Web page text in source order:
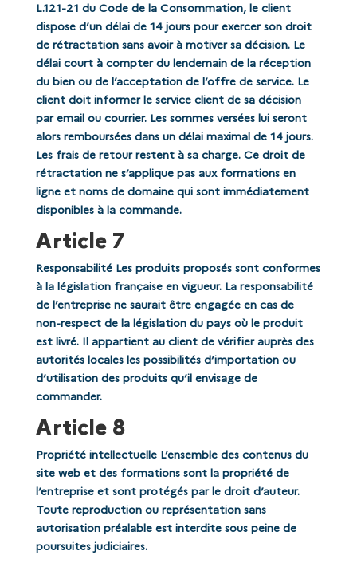
L.121-21 du Code de la Consommation, le client
dispose d’un délai de 14 jours pour exercer son droit
de rétractation sans avoir à motiver sa décision. Le
délai court à compter du lendemain de la réception
du bien ou de l’acceptation de l’offre de service. Le
client doit informer le service client de sa décision
par email ou courrier. Les sommes versées lui seront
alors remboursées dans un délai maximal de 14 jours.
Les frais de retour restent à sa charge. Ce droit de
rétractation ne s’applique pas aux formations en
ligne et noms de domaine qui sont immédiatement
disponibles à la commande.
Article 7
Responsabilité Les produits proposés sont conformes
à la législation française en vigueur. La responsabilité
de l’entreprise ne saurait être engagée en cas de
non-respect de la législation du pays où le produit
est livré. Il appartient au client de vérifier auprès des
autorités locales les possibilités d’importation ou
d’utilisation des produits qu’il envisage de
commander.
Article 8
Propriété intellectuelle L’ensemble des contenus du
site web et des formations sont la propriété de
l’entreprise et sont protégés par le droit d’auteur.
Toute reproduction ou représentation sans
autorisation préalable est interdite sous peine de
poursuites judiciaires.